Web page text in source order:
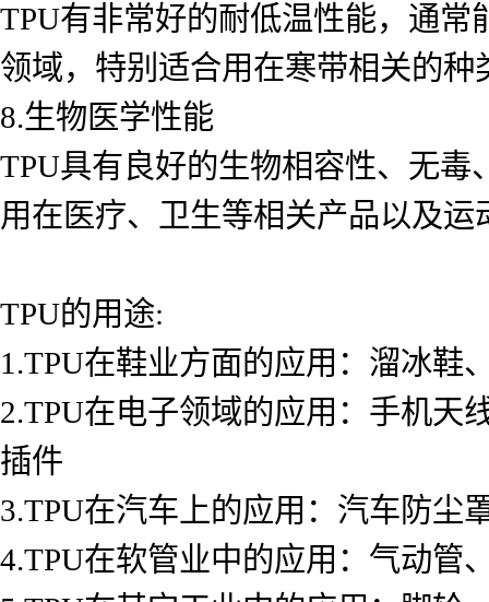
TPU有非常好的耐低温性能，通
领域，特别适合用在寒带相关的种
8.生物医学性能
TPU具有良好的生物相容性、无
用在医疗、卫生等相关产品以及运
TPU的用途:
1.TPU在鞋业方面的应用：溜冰鞋
2.TPU在电子领域的应用：手机天
插件
3.TPU在汽车上的应用：汽车防尘
4.TPU在软管业中的应用：气动管